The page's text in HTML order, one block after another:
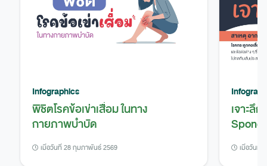
Infographics
พิชิตโรคข้อเข่าเสื่อม ในทาง
กายภาพบำบัด
เมื่อวันที่ 28 กุมภาพันธ์ 2569
เจาะลึ
เมื่อวันที่